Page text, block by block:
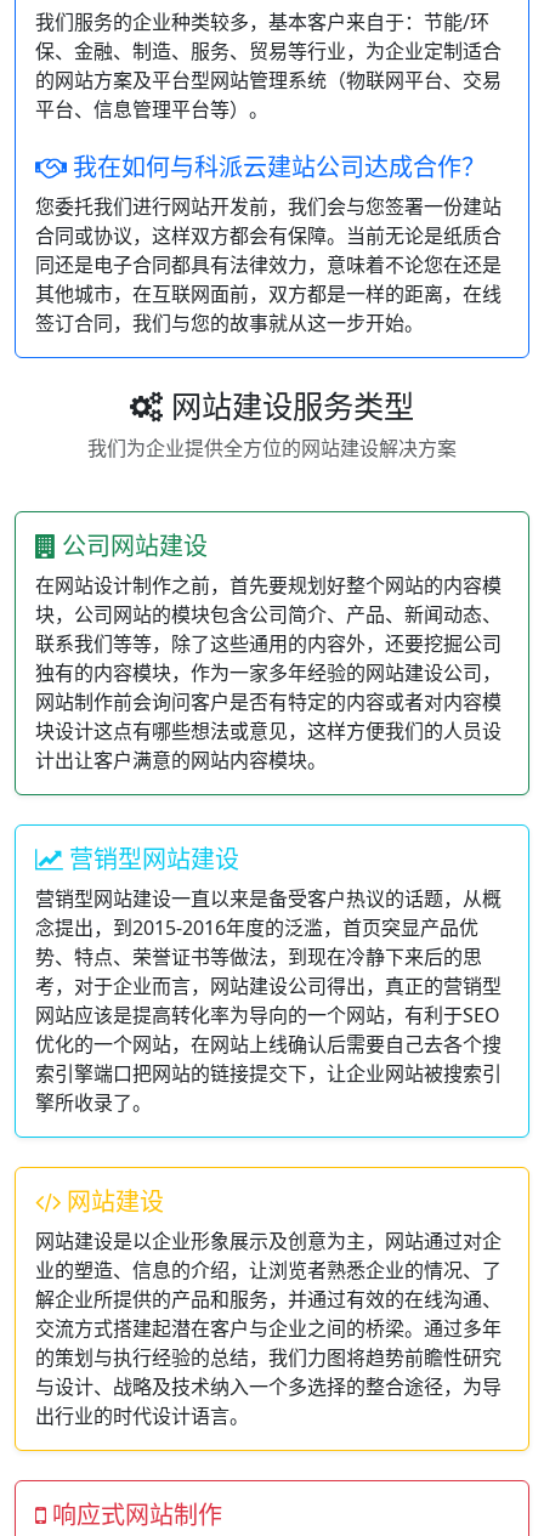
我们服务的企业种类较多，基本客户来自于：节能/环
保、金融、制造、服务、贸易等行业，为企业定制适合
的网站方案及平台型网站管理系统（物联网平台、交易
平台、信息管理平台等）。
我在如何与科派云建站公司达成合作？
您委托我们进行网站开发前，我们会与您签署一份建站
合同或协议，这样双方都会有保障。当前无论是纸质合
同还是电子合同都具有法律效力，意味着不论您在还是
其他城市，在互联网面前，双方都是一样的距离，在线
签订合同，我们与您的故事就从这一步开始。
网站建设服务类型
我们为企业提供全方位的网站建设解决方案
公司网站建设
在网站设计制作之前，首先要规划好整个网站的内容模
块，公司网站的模块包含公司简介、产品、新闻动态、
联系我们等等，除了这些通用的内容外，还要挖掘公司
独有的内容模块，作为一家多年经验的网站建设公司，
网站制作前会询问客户是否有特定的内容或者对内容模
块设计这点有哪些想法或意见，这样方便我们的人员设
计出让客户满意的网站内容模块。
营销型网站建设
营销型网站建设一直以来是备受客户热议的话题，从概
念提出，到2015-2016年度的泛滥，首页突显产品优
势、特点、荣誉证书等做法，到现在冷静下来后的思
考，对于企业而言，网站建设公司得出，真正的营销型
网站应该是提高转化率为导向的一个网站，有利于SEO
优化的一个网站，在网站上线确认后需要自己去各个搜
索引擎端口把网站的链接提交下，让企业网站被搜索引
擎所收录了。
网站建设
网站建设是以企业形象展示及创意为主，网站通过对企
业的塑造、信息的介绍，让浏览者熟悉企业的情况、了
解企业所提供的产品和服务，并通过有效的在线沟通、
交流方式搭建起潜在客户与企业之间的桥梁。通过多年
的策划与执行经验的总结，我们力图将趋势前瞻性研究
与设计、战略及技术纳入一个多选择的整合途径，为导
出行业的时代设计语言。
响应式网站制作